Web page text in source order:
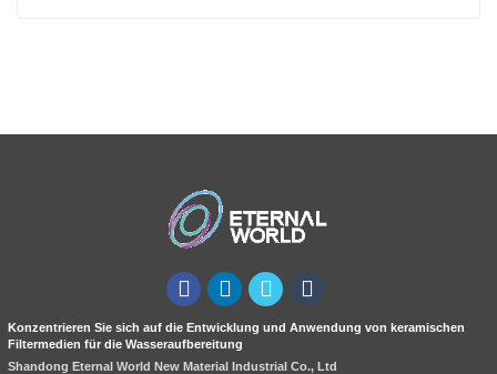
Konzentrieren Sie sich auf die Entwicklung und Anwendung von keramischen
Filtermedien für die Wasseraufbereitung
Shandong Eternal World New Material Industrial Co., Ltd